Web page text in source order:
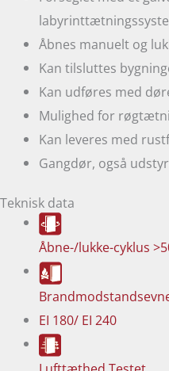
Åbnes manuelt og
Kan tilsluttes
Kan udføres med
Mulighed for
Kan leveres med
Gangdør, også
Teknisk data
Åbne-/lukke-cyklus
EI 180/ EI 240